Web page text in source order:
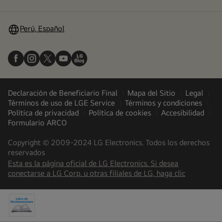
Perú, Español
Declaración de Beneficiario Final Mapa del Sitio
Legal
Términos de uso de LGE Service
Términos y condiciones
Política de privacidad
Política de cookies
Accesibilidad
Formulario ARCO
Copyright © 2009-2024 LG Electronics. Todos los derechos
reservados
Esta es la página oficial de LG Electronics. Si desea
conectarse a LG Corp. u otras filiales de LG, haga clic(
a